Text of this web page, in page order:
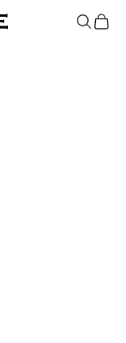
Recherche
Panier